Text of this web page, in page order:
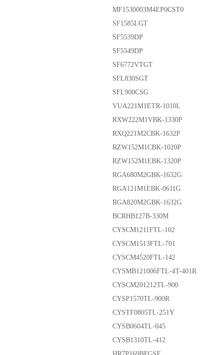
MF1530003M4EP0CST0
SF1585LGT
SF5539DP
SF5549DP
SF6772VTGT
SFL830SGT
SFL900CSG
VUA221M1ETR-1010L
RXW222M1VBK-1330P
RXQ221M2CBK-1632P
RZW152M1CBK-1020P
RZW152M1EBK-1320P
RGA680M2GBK-1632G
RGA121M1EBK-0611G
RGA820M2GBK-1632G
BCRHB127B-330M
CYSCM1211FTL-102
CYSCM1513FTL-701
CYSCM4520FTL-142
CYSMB121006FTL-4T-401R
CYSCM201212TL-900
CYSP1570TL-900R
CYSTF0805TL-251Y
CYSB0604TL-045
CYSB1310TL-412